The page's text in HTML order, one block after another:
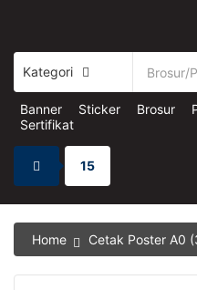
Kategori
Banner Sticker Brosur
Sertifikat
15
Home Cetak Poster A0